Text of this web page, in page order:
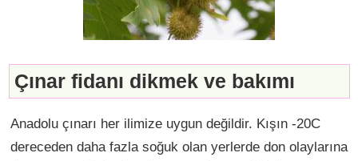
Çınar fidanı dikmek ve bakımı
Anadolu çınarı her ilimize uygun değildir. Kışın -20C
dereceden daha fazla soğuk olan yerlerde don olaylarına